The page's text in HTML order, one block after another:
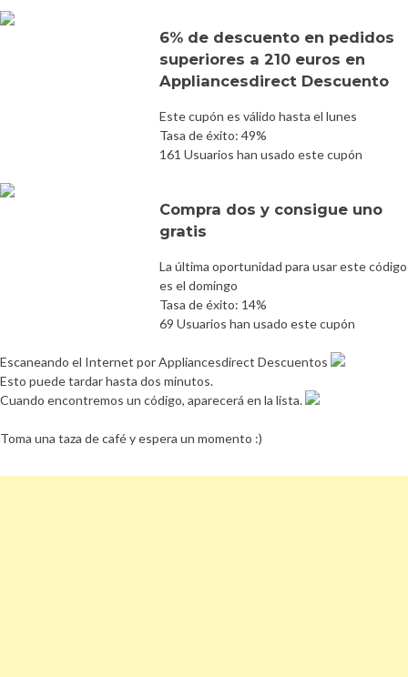
6% de descuento en pedidos
superiores a 210 euros en
Appliancesdirect Descuento
Este cupón es válido hasta el lunes
Tasa de éxito: 49%
161 Usuarios han usado este cupón
Compra dos y consigue uno
gratis
La última oportunidad para usar este código
es el domingo
Tasa de éxito: 14%
69 Usuarios han usado este cupón
Escaneando el Internet por Appliancesdirect Descuentos
Esto puede tardar hasta dos minutos.
Cuando encontremos un código, aparecerá en la lista.
Toma una taza de café y espera un momento :)